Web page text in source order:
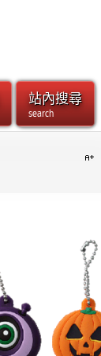
站內搜尋
search